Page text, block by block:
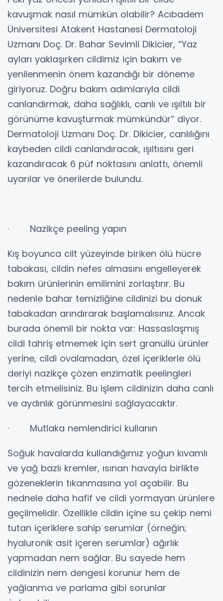
kavuşmak nasıl mümkün olabilir? Acıbadem
Üniversitesi Atakent Hastanesi Dermatoloji
Uzmanı Doç. Dr. Bahar Sevimli Dikicier, “Yaz
ayları yaklaşırken cildimiz için bakım ve
yenilenmenin önem kazandığı bir döneme
giriyoruz. Doğru bakım adımlarıyla cildi
canlandırmak, daha sağlıklı, canlı ve ışıltılı bir
görünüme kavuşturmak mümkündür” diyor.
Dermatoloji Uzmanı Doç. Dr. Dikicier, canlılığını
kaybeden cildi canlandıracak, ışıltısını geri
kazandıracak 6 püf noktasını anlattı, önemli
uyarılar ve önerilerde bulundu.
· Nazikçe peeling yapın
Kış boyunca cilt yüzeyinde biriken ölü hücre
tabakası, cildin nefes almasını engelleyerek
bakım ürünlerinin emilimini zorlaştırır. Bu
nedenle bahar temizliğine cildinizi bu donuk
tabakadan arındırarak başlamalısınız. Ancak
burada önemli bir nokta var: Hassaslaşmış
cildi tahriş etmemek için sert granüllü ürünler
yerine, cildi ovalamadan, özel içeriklerle ölü
deriyi nazikçe çözen enzimatik peelingleri
tercih etmelisiniz. Bu işlem cildinizin daha canlı
ve aydınlık görünmesini sağlayacaktır.
· Mutlaka nemlendirici kullanın
Soğuk havalarda kullandığımız yoğun kıvamlı
ve yağ bazlı kremler, ısınan havayla birlikte
gözeneklerin tıkanmasına yol açabilir. Bu
nednele daha hafif ve cildi yormayan ürünlere
geçilmelidir. Özellikle cildin içine su çekip nemi
tutan içeriklere sahip serumlar (örneğin;
hyaluronik asit içeren serumlar) ağırlık
yapmadan nem sağlar. Bu sayede hem
cildinizin nem dengesi korunur hem de
yağlanma ve parlama gibi sorunlar